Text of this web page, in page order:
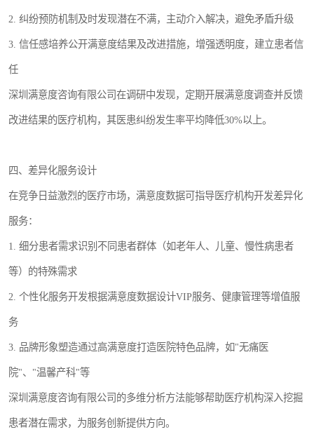
2. 纠纷预防机制及时发现潜在不满，主动介入解决，避免矛盾升级
3. 信任感培养公开满意度结果及改进措施，增强透明度，建立患者信
任
深圳满意度咨询有限公司在调研中发现，定期开展满意度调查并反馈
改进结果的医疗机构，其医患纠纷发生率平均降低30%以上。
四、差异化服务设计
在竞争日益激烈的医疗市场，满意度数据可指导医疗机构开发差异化
服务：
1. 细分患者需求识别不同患者群体（如老年人、儿童、慢性病患者
等）的特殊需求
2. 个性化服务开发根据满意度数据设计VIP服务、健康管理等增值服
务
3. 品牌形象塑造通过高满意度打造医院特色品牌，如"无痛医
院"、"温馨产科"等
深圳满意度咨询有限公司的多维分析方法能够帮助医疗机构深入挖掘
患者潜在需求，为服务创新提供方向。